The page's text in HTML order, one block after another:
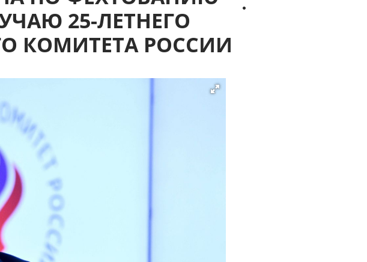
25-ЛЕТНЕГО
КОМИТЕТА РОССИИ